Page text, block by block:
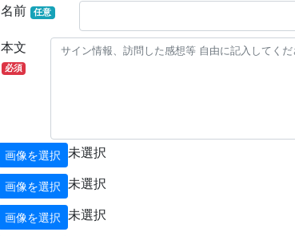
名前
任意
本文
必須
画像を選択 未選択
画像を選択 未選択
画像を選択 未選択